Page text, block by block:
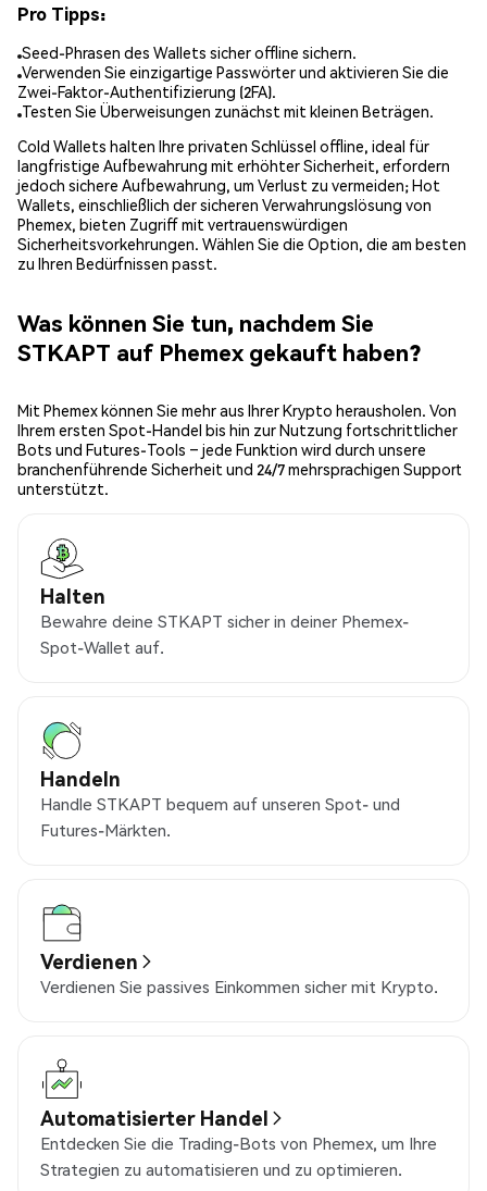
Pro Tipps:
Seed-Phrasen des Wallets sicher offline sichern.
Verwenden Sie einzigartige Passwörter und aktivieren Sie die
Zwei-Faktor-Authentifizierung (2FA).
Testen Sie Überweisungen zunächst mit kleinen Beträgen.
Cold Wallets halten Ihre privaten Schlüssel offline, ideal für
langfristige Aufbewahrung mit erhöhter Sicherheit, erfordern
jedoch sichere Aufbewahrung, um Verlust zu vermeiden; Hot
Wallets, einschließlich der sicheren Verwahrungslösung von
Phemex, bieten Zugriff mit vertrauenswürdigen
Sicherheitsvorkehrungen. Wählen Sie die Option, die am besten
zu Ihren Bedürfnissen passt.
Was können Sie tun, nachdem Sie
STKAPT auf Phemex gekauft haben?
Mit Phemex können Sie mehr aus Ihrer Krypto herausholen. Von
Ihrem ersten Spot-Handel bis hin zur Nutzung fortschrittlicher
Bots und Futures-Tools – jede Funktion wird durch unsere
branchenführende Sicherheit und 24/7 mehrsprachigen Support
unterstützt.
Halten
Bewahre deine STKAPT sicher in deiner Phemex-
Spot-Wallet auf.
Handeln
Handle STKAPT bequem auf unseren Spot- und
Futures-Märkten.
Verdienen
Verdienen Sie passives Einkommen sicher mit Krypto.
Automatisierter Handel
Entdecken Sie die Trading-Bots von Phemex, um Ihre
Strategien zu automatisieren und zu optimieren.